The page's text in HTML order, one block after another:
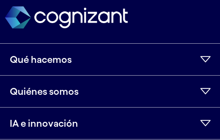
Qué hacemos
Quiénes somos
IA e innovación